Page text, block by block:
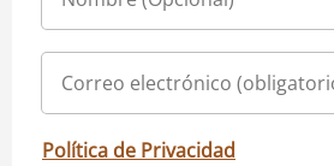
Política de Privacidad